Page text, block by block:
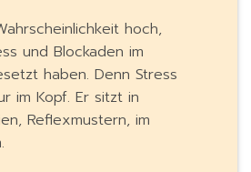
hoch,
und Blockaden im
haben. Denn Stress
im Kopf. Er sitzt in
Reflexmustern, im